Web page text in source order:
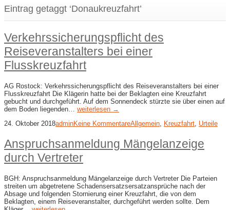
Eintrag getaggt ‘Donaukreuzfahrt’
Verkehrssicherungspflicht des
Reiseveranstalters bei einer
Flusskreuzfahrt
AG Rostock: Verkehrssicherungspflicht des Reiseveranstalters bei einer
Flusskreuzfahrt Die Klägerin hatte bei der Beklagten eine Kreuzfahrt
gebucht und durchgeführt. Auf dem Sonnendeck stürzte sie über einen auf
dem Boden liegenden… weiterlesen →
24. Oktober 2018adminKeine KommentareAllgemein, Kreuzfahrt, Urteile
Anspruchsanmeldung Mängelanzeige
durch Vertreter
BGH: Anspruchsanmeldung Mängelanzeige durch Vertreter Die Parteien
streiten um abgetretene Schadensersatzsersatzansprüche nach der
Absage und folgenden Stornierung einer Kreuzfahrt, die von dem
Beklagten, einem Reiseveranstalter, durchgeführt werden sollte. Dem